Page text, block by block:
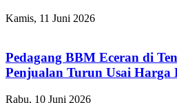
Kamis, 11 Juni 2026
Pedagang BBM Eceran di
Penjualan Turun Usai Harga
Rabu, 10 Juni 2026